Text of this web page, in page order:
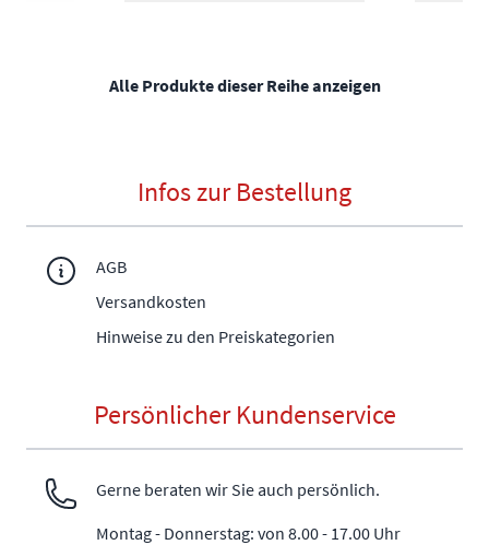
Alle Produkte dieser Reihe anzeigen
Infos zur Bestellung
AGB
Versandkosten
Hinweise zu den Preiskategorien
Persönlicher Kundenservice
Gerne beraten wir Sie auch persönlich.
Montag - Donnerstag: von 8.00 - 17.00 Uhr